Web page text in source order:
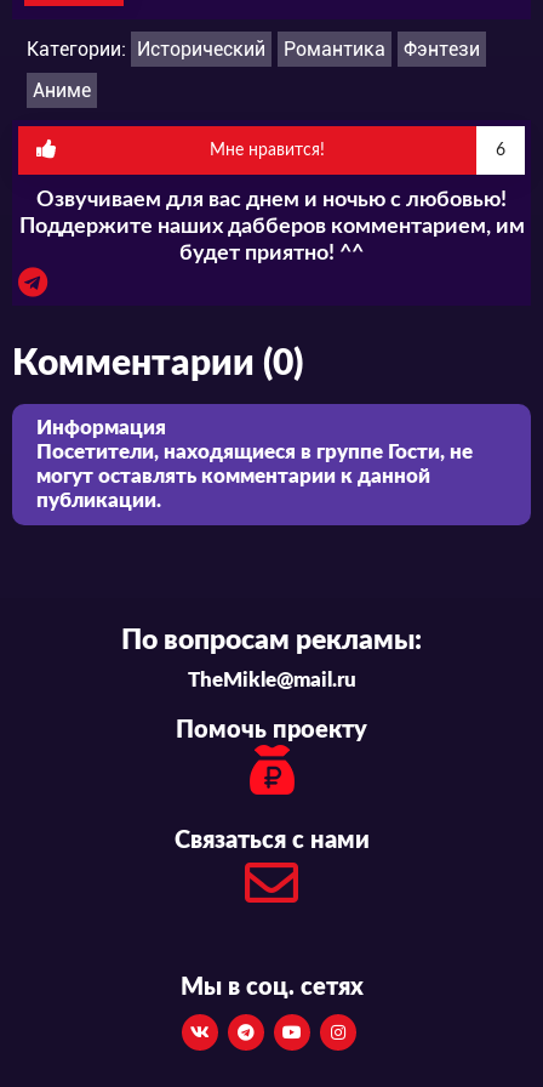
Категории: Исторический Романтика
Фэнтези
Аниме
Мне нравится! 6
Озвучиваем для вас днем и ночью с любовью!
Поддержите наших дабберов комментарием, им
будет приятно! ^^
Комментарии (0)
Информация
Посетители, находящиеся в группе Гости, не
могут оставлять комментарии к данной
публикации.
По вопросам рекламы:
TheMikle@mail.ru
Помочь проекту
Связаться с нами
Мы в соц. сетях